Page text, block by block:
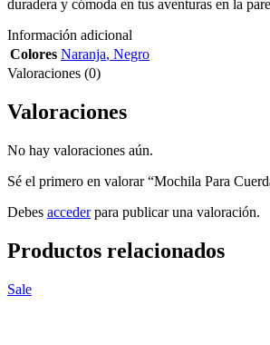
duradera y cómoda en tus aventuras en la
Información adicional
Colores Naranja, Negro
Valoraciones (0)
Valoraciones
No hay valoraciones aún.
Sé el primero en valorar “Mochila Para
Debes accederpara publicar una valoración.
Productos relacionados
Sale